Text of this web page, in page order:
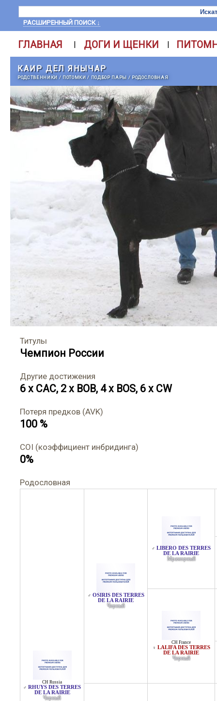
РАСШИРЕННЫЙ ПОИСК ↓
ГЛАВНАЯ | ДОГИ И ЩЕНКИ |
КАИР ДЕЛ ЯНЫЧАР
РОДСТВЕННИКИ / ПОТОМКИ/ ПОДБОР ПАРЫ / РОДОСЛОВНАЯ
Титулы
Чемпион России
Другие достижения
6 x CAC, 2 x BOB, 4 x BOS, 6 x CW
Потеря предков (AVK)
100 %
COI (коэффициент инбридинга)
0%
Родословная
CH Russia
♂ RHUYS DES TERRES
DE LA RAIRIE
Черный
♂ OSIRIS DES TERRES
DE LA RAIRIE
Черный
♂ LIBERO DES TERRES
DE LA RAIRIE
Мраморный
CH France
♀ LALIFA DES TERRES
DE LA RAIRIE
Черный